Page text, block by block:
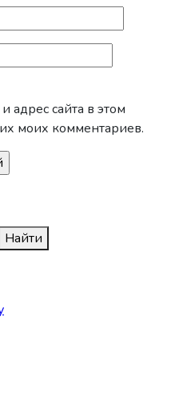
адрес сайта в этом
моих комментариев.
Найти